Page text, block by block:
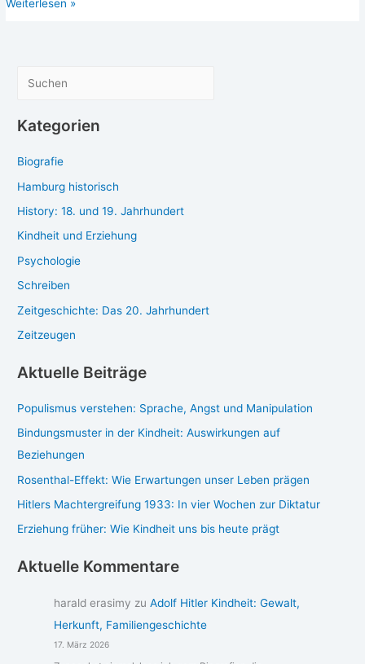
der
und
cher
Schleicher
Weiterlesen »
c
e
n
Kategorien
Biografie
Hamburg historisch
History: 18. und 19. Jahrhundert
Kindheit und Erziehung
Psychologie
Schreiben
Zeitgeschichte: Das 20. Jahrhundert
Zeitzeugen
Aktuelle Beiträge
Populismus verstehen: Sprache, Angst und Manipulation
Bindungsmuster in der Kindheit: Auswirkungen auf
Beziehungen
Rosenthal-Effekt: Wie Erwartungen unser Leben prägen
Hitlers Machtergreifung 1933: In vier Wochen zur Diktatur
Erziehung früher: Wie Kindheit uns bis heute prägt
Aktuelle Kommentare
harald erasimy zu Adolf Hitler Kindheit: Gewalt,
Herkunft, Familiengeschichte
17. März 2026